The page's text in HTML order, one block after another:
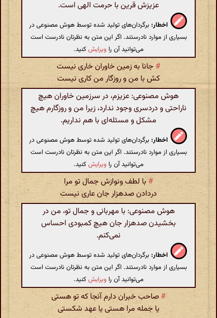
عزیزش قرین با حرمت الهی است.
اخطار: برگردان‌های تولید شده توسط هوش مصنوعی در
بسیاری از موارد نادرستند. اگر این متن به نظرتان نادرست است
می‌توانید آن را ویرایشکنید.
# جانا به زمین خاوران خاری نیست
کش با من و روزگار من کاری نیست
هوش مصنوعی: عزیزم، در سرزمین خاوران هیچ
ناراحتی و دردسری وجود ندارد، زیرا من و روزگارم هیچ
مشکل و مسئله‌ای با هم نداریم.
اخطار: برگردان‌های تولید شده توسط هوش مصنوعی در
بسیاری از موارد نادرستند. اگر این متن به نظرتان نادرست است
می‌توانید آن را ویرایشکنید.
#با لطف ونوازش جمال تو مرا
دردادن صدهزار جان عاری نیست
هوش مصنوعی: با مهربانی و جمال تو، من در
بخشیدن صدهزار جان هیچ کمبودی احساس
نمی‌کنم.
اخطار: برگردان‌های تولید شده توسط هوش مصنوعی در
بسیاری از موارد نادرستند. اگر این متن به نظرتان نادرست است
می‌توانید آن را ویرایشکنید.
# صاحب خبران دارم آنجا که تو هستی
یا جمله مرا هستی یا عهد شکستی